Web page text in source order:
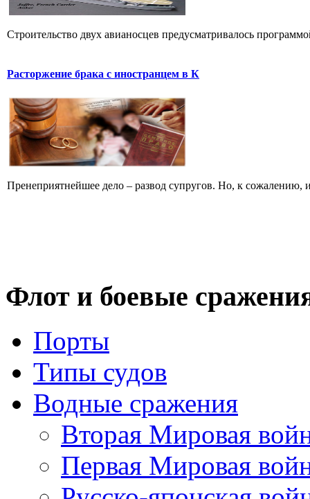
Строительство двух авианосцев предусматривалось
Расторжение брака с иностранцем в К
Пренеприятнейшее дело – развод супругов. Но, к сожалению,
Флот и боевые
Порты
Типы судов
Водные сражения
Вторая Мировая
Первая Мировая